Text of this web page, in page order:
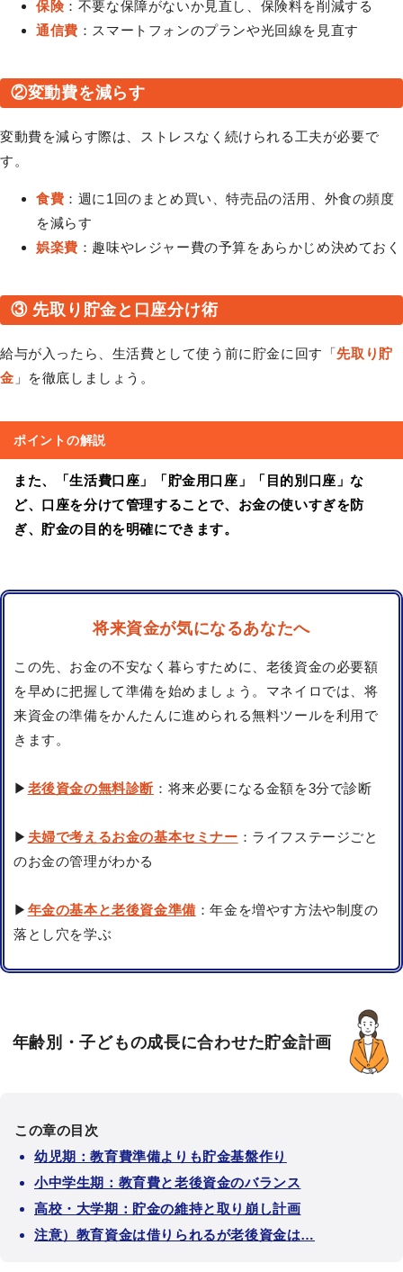
保険：不要な保障がないか見直し、保険料を削減する
通信費 ：スマートフォンのプランや光回線を見直す
②変動費を減らす
変動費を減らす際は、ストレスなく続けられる工夫が必要で
す。
食費 ：週に1回のまとめ買い、特売品の活用、外食の頻度
を減らす
娯楽費 ：趣味やレジャー費の予算をあらかじめ決めておく
③ 先取り貯金と口座分け術
給与が入ったら、生活費として使う前に貯金に回す「先取り貯
金 」を徹底しましょう。
ポイントの解説
また、「生活費口座 」「貯金用口座 」「 目的別口座 」な
ど、口座を分けて管理することで、お金の使いすぎを防
ぎ、貯金の目的を明確にできます。
将来資金が気になるあなたへ
この先、お金の不安なく暮らすために、老後資金の必要額
を早めに把握して準備を始めましょう。マネイロでは、将
来資金の準備をかんたんに進められる無料ツールを利用で
きます。
▶ 老後資金の無料診断 ：将来必要になる金額を3分で診断
▶ 夫婦で考えるお金の基本セミナー ：ライフステージごと
のお金の管理がわかる
▶ 年金の基本と老後資金準備 ：年金を増やす方法や制度の
落とし穴を学ぶ
年齢別・子どもの成長に合わせた貯金計画
この章の目次
幼児期：教育費準備よりも貯金基盤作り
小中学生期：教育費と老後資金のバランス
高校・大学期：貯金の維持と取り崩し計画
注意）教育資金は借りられるが老後資金は…